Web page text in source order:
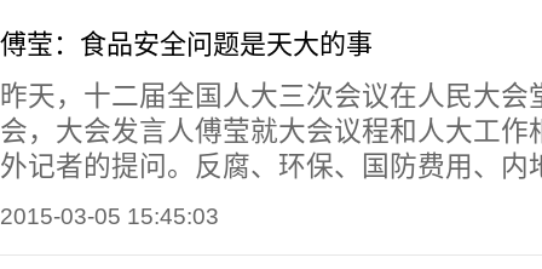
傅莹：食品安全问题是天大的事
昨天，十二届全国人大三次会议在人民大会
会，大会发言人傅莹就大会议程和人大工作
外记者的提问。反腐、环保、国防费用、
2015-03-05 15:45:03